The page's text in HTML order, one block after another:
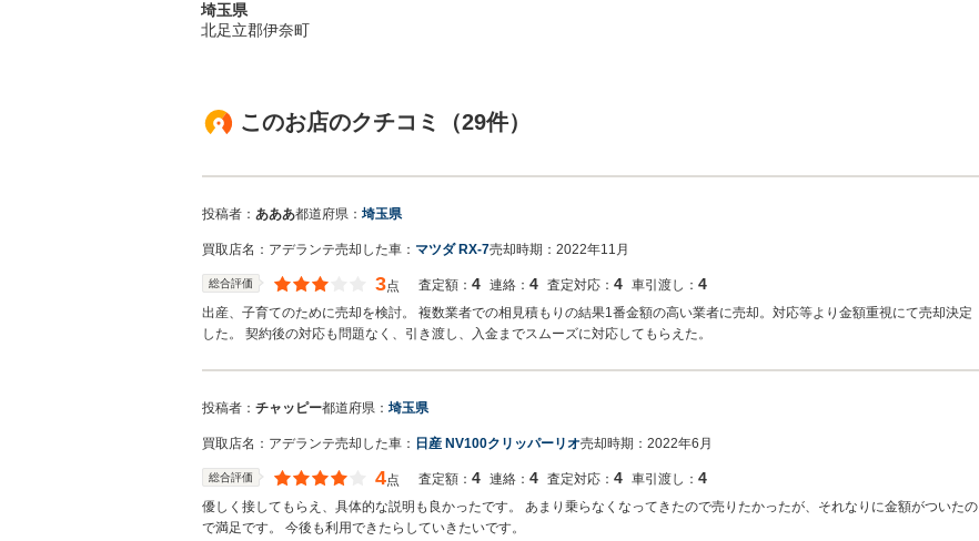
埼玉県
北足立郡伊奈町
このお店のクチコミ（29件）
投稿者： あああ都道府県： 埼玉県
買取店名： アデランテ売却した車： マツダ RX-7売却時期： 2022年11月
総合評価 3点 査定額： 4 連絡： 4 査定対応： 4 車引渡し： 4
出産、子育てのために売却を検討。 複数業者での相見積もりの結果1番金額の高い業者に売却。対応等より金額重視にて売却決定
した。 契約後の対応も問題なく、引き渡し、入金までスムーズに対応してもらえた。
投稿者： チャッピー都道府県： 埼玉県
買取店名： アデランテ売却した車： 日産 NV100クリッパーリオ売却時期： 2022年6月
総合評価 4点 査定額： 4 連絡： 4 査定対応： 4 車引渡し： 4
優しく接してもらえ、具体的な説明も良かったです。 あまり乗らなくなってきたので売りたかったが、それなりに金額がついたの
で満足です。 今後も利用できたらしていきたいです。